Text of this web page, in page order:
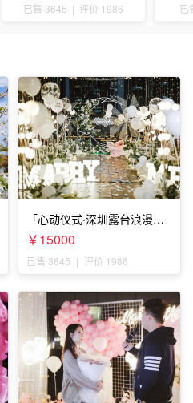
已售 3645 | 评价 1986 已
「心动仪式·深圳露台浪漫求
婚」
￥15000
已售 3645 | 评价 1986